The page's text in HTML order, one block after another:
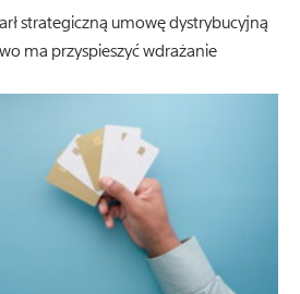
strategiczną umowę dystrybucyjną
ma przyspieszyć wdrażanie